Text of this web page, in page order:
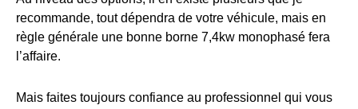
recommande, tout dépendra de votre véhicule, mais en
règle générale une bonne borne 7,4kw monophasé fera
l’affaire.
Mais faites toujours confiance au professionnel qui vous